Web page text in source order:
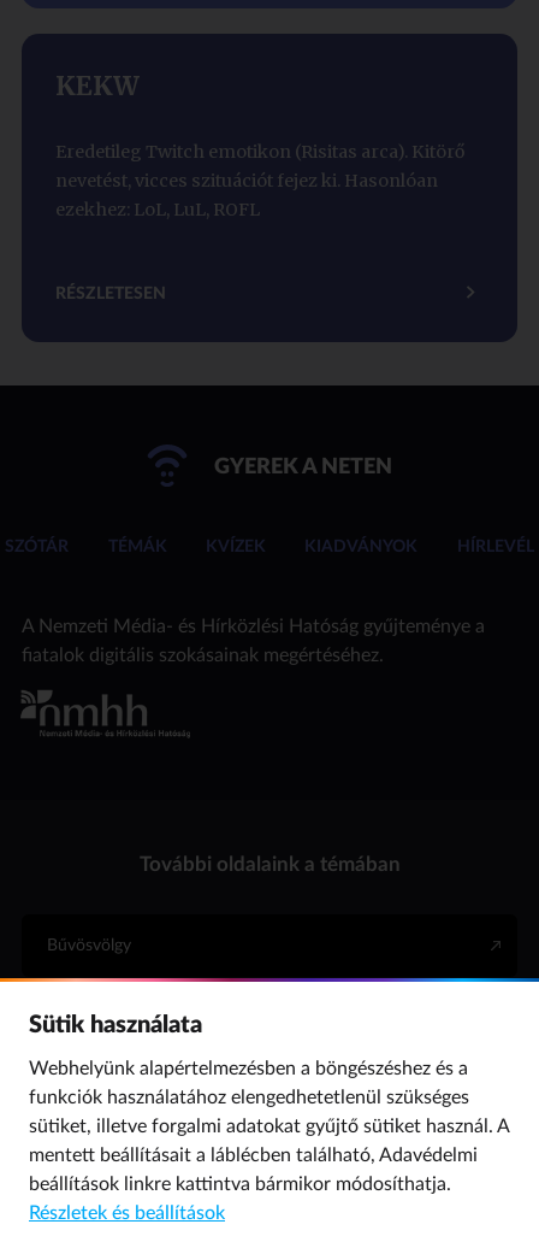
KEKW
Eredetileg Twitch emotikon (Risitas arca). Kitörő
nevetést, vicces szituációt fejez ki. Hasonlóan
ezekhez: LoL, LuL, ROFL
RÉSZLETESEN
GYEREK A NETEN
SZÓTÁR TÉMÁK KVÍZEK KIADVÁNYOK HÍRLEVÉL
A Nemzeti Média- és Hírközlési Hatóság gyűjteménye a
fiatalok digitális szokásainak megértéséhez.
További oldalaink a témában
Bűvösvölgy
Internet Hotline
Para (gyermekvédelem)
© 2019 NMHH Minden jog fenntartva. | Tárhelyszolgáltató: Nemzeti Média- és
Sütik használata
Webhelyünk alapértelmezésben a böngészéshez és a
funkciók használatához elengedhetetlenül szükséges
sütiket, illetve forgalmi adatokat gyűjtő sütiket használ. A
mentett beállításait a láblécben található, Adavédelmi
beállítások linkre kattintva bármikor módosíthatja.
Részletek és beállítások